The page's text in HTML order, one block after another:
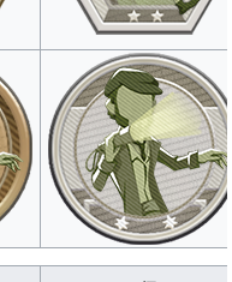
296148044408880
：被追击时使用爆弹与
开距离（米）经WIKI编辑组测试
限为60<br>数据仅供参考，如有
改正
720 2160 4320
方位误导：使用怀表期间牵制监
（秒）经WIKI编辑组测试，单
50<br>数据仅供参考，如有错误
520 1560 3120
：使用多夫林酒为队友